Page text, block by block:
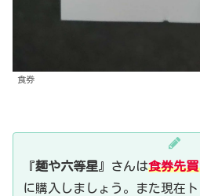
食券
『麺や六等星 』さんは食券先
に購入しましょう。また現在